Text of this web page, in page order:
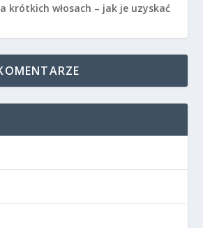
krótkich włosach – jak je uzyskać